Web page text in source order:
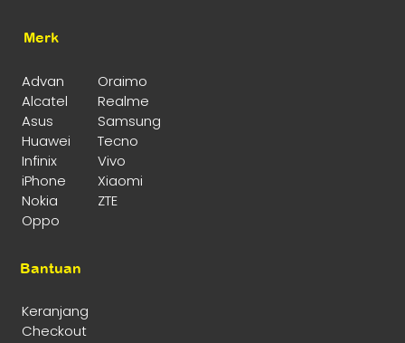
Merk
Advan
Oraimo
Alcatel
Realme
Asus
Samsung
Huawei
Tecno
Infinix
Vivo
iPhone
Xiaomi
Nokia
ZTE
Oppo
Bantuan
Keranjang
Checkout